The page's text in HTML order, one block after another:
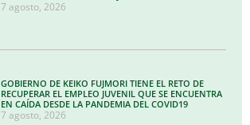
7 agosto, 2026
GOBIERNO DE KEIKO FUJMORI TIENE EL RETO DE
RECUPERAR EL EMPLEO JUVENIL QUE SE ENCUENTRA
EN CAÍDA DESDE LA PANDEMIA DEL COVID19
7 agosto, 2026